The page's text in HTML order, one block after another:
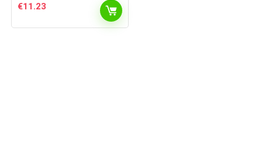
€11.23